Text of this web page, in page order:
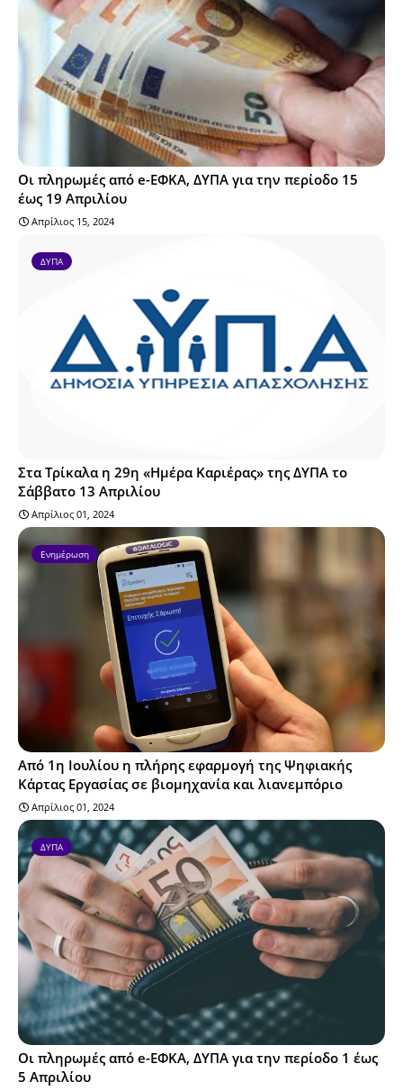
Οι πληρωμές από e-ΕΦΚΑ, ΔΥΠΑ για την περίοδο 15
έως 19 Απριλίου
Απρίλιος 15, 2024
ΔΥΠΑ
Στα Τρίκαλα η 29η «Ημέρα Καριέρας» της ΔΥΠΑ το
Σάββατο 13 Απριλίου
Απρίλιος 01, 2024
Ενημέρωση
Από 1η Ιουλίου η πλήρης εφαρμογή της Ψηφιακής
Κάρτας Εργασίας σε βιομηχανία και λιανεμπόριο
Απρίλιος 01, 2024
ΔΥΠΑ
Οι πληρωμές από e-ΕΦΚΑ, ΔΥΠΑ για την περίοδο 1 έως
5 Απριλίου